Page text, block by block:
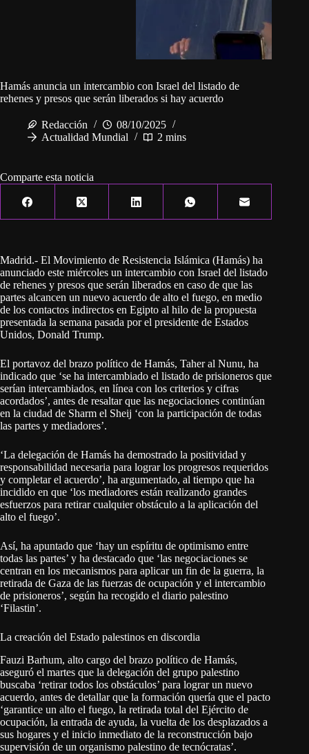
Hamás anuncia un intercambio con Israel del listado de
rehenes y presos que serán liberados si hay acuerdo
Redacción
08/10/2025
Actualidad Mundial
2 mins
Comparte esta noticia
Madrid.- El Movimiento de Resistencia Islámica (Hamás) ha
anunciado este miércoles un intercambio con Israel del listado
de rehenes y presos que serán liberados en caso de que las
partes alcancen un nuevo acuerdo de alto el fuego, en medio
de los contactos indirectos en Egipto al hilo de la propuesta
presentada la semana pasada por el presidente de Estados
Unidos, Donald Trump.
El portavoz del brazo político de Hamás, Taher al Nunu, ha
indicado que ‘se ha intercambiado el listado de prisioneros que
serían intercambiados, en línea con los criterios y cifras
acordados’, antes de resaltar que las negociaciones continúan
en la ciudad de Sharm el Sheij ‘con la participación de todas
las partes y mediadores’.
‘La delegación de Hamás ha demostrado la positividad y
responsabilidad necesaria para lograr los progresos requeridos
y completar el acuerdo’, ha argumentado, al tiempo que ha
incidido en que ‘los mediadores están realizando grandes
esfuerzos para retirar cualquier obstáculo a la aplicación del
alto el fuego’.
Así, ha apuntado que ‘hay un espíritu de optimismo entre
todas las partes’ y ha destacado que ‘las negociaciones se
centran en los mecanismos para aplicar un fin de la guerra, la
retirada de Gaza de las fuerzas de ocupación y el intercambio
de prisioneros’, según ha recogido el diario palestino
‘Filastin’.
La creación del Estado palestinos en discordia
Fauzi Barhum, alto cargo del brazo político de Hamás,
aseguró el martes que la delegación del grupo palestino
buscaba ‘retirar todos los obstáculos’ para lograr un nuevo
acuerdo, antes de detallar que la formación quería que el pacto
‘garantice un alto el fuego, la retirada total del Ejército de
ocupación, la entrada de ayuda, la vuelta de los desplazados a
sus hogares y el inicio inmediato de la reconstrucción bajo
supervisión de un organismo palestino de tecnócratas’.